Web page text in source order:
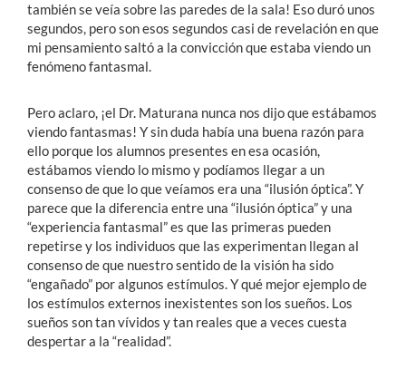
también se veía sobre las paredes de la sala! Eso duró unos
segundos, pero son esos segundos casi de revelación en que
mi pensamiento saltó a la convicción que estaba viendo un
fenómeno fantasmal.
Pero aclaro, ¡el Dr. Maturana nunca nos dijo que estábamos
viendo fantasmas! Y sin duda había una buena razón para
ello porque los alumnos presentes en esa ocasión,
estábamos viendo lo mismo y podíamos llegar a un
consenso de que lo que veíamos era una “ilusión óptica”. Y
parece que la diferencia entre una “ilusión óptica” y una
“experiencia fantasmal” es que las primeras pueden
repetirse y los individuos que las experimentan llegan al
consenso de que nuestro sentido de la visión ha sido
“engañado” por algunos estímulos. Y qué mejor ejemplo de
los estímulos externos inexistentes son los sueños. Los
sueños son tan vívidos y tan reales que a veces cuesta
despertar a la “realidad”.